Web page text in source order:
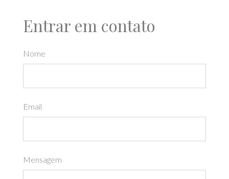
Entrar em contato
Nome
Email
Mensagem